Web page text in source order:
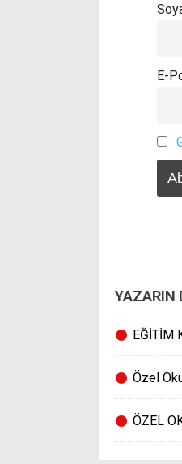
E-
YAZARIN
EĞİTİM
Özel
ÖZEL